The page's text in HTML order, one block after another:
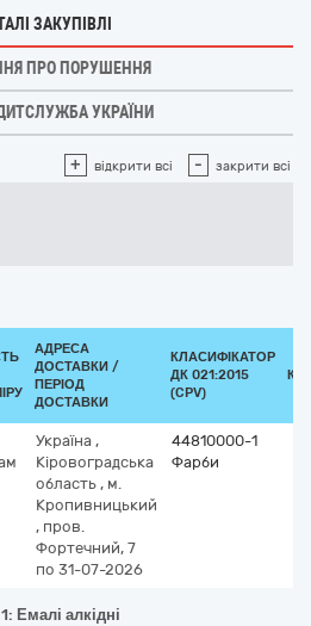
ЗАКУПІВЛІ
ПРО ПОРУШЕННЯ
УКРАЇНИ
+ відкрити всі - закрити всі
АДРЕСА
ДОСТАВКИ /
ПЕРІОД
ДОСТАВКИ
КЛАСИФІКАТОР
ДК 021:2015
(CPV)
Україна ,
Кіровоградська
область , м.
Кропивницький
, пров.
Фортечний, 7
по 31-07-2026
44810000-1
Фарби
Емалі алкідні